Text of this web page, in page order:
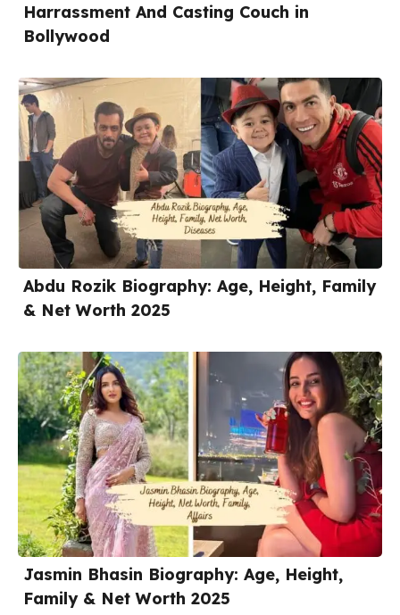
Harrassment And Casting Couch in
Bollywood
Abdu Rozik Biography: Age, Height, Family
& Net Worth 2025
Jasmin Bhasin Biography: Age, Height,
Family & Net Worth 2025